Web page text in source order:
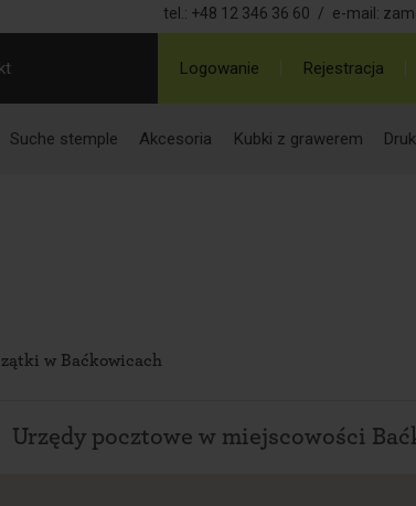
tel.: +48 12 346 36 60 / e-mail:
Logowanie Rejestracja
Suche stemple Akcesoria Kubki z grawerem
w Baćkowicach
Urzędy pocztowe w miejscowości